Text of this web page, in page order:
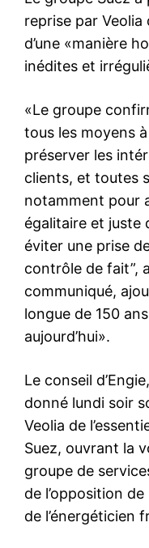
reprise par
d’une «manière
inédites et
«Le groupe
tous les moyens
préserver les
clients, et toutes
notamment pour
égalitaire et juste
éviter une prise
contrôle de fait”,
communiqué,
longue de 150
aujourd’hui».
Le conseil
donné lundi soir
Veolia de
Suez, ouvrant la
groupe de
de l’opposition
de l’énergéticien